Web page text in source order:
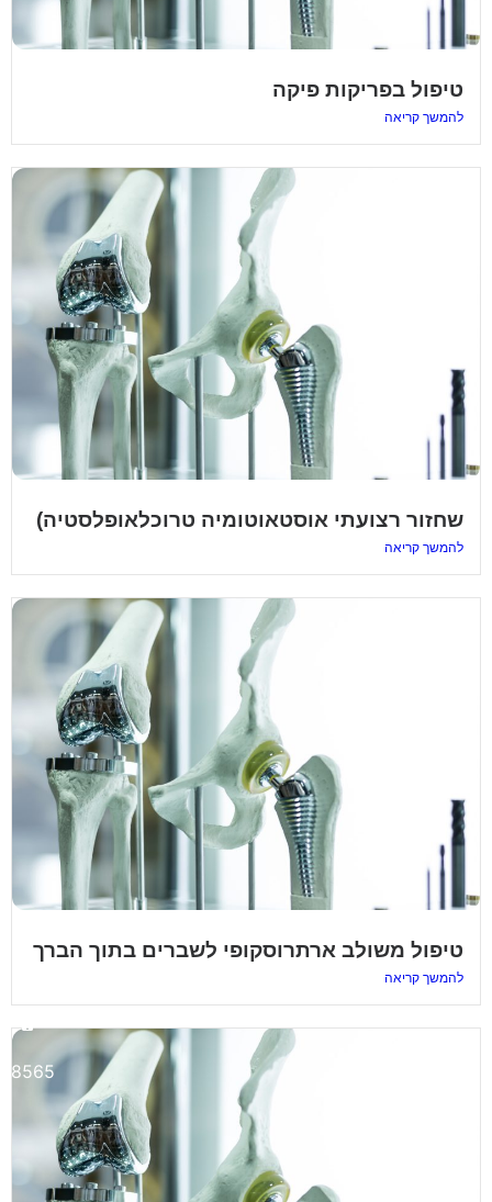
טיפול בפריקות פיקה
להמשך קריאה
שחזור רצועתי אוסטאוטומיה טרוכלאופלסטיה)
להמשך קריאה
טיפול משולב ארתרוסקופי לשברים בתוך הברך
להמשך קריאה
8565